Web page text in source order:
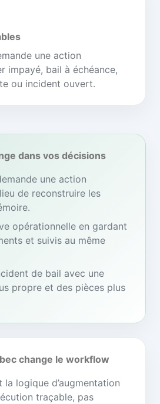
une action
impayé, bail à échéance,
ou incident ouvert.
dans vos décisions
une action
de reconstruire les
opérationnelle en gardant
et suivis au même
de bail avec une
propre et des pièces plus
change le workflow
la logique d’augmentation
traçable, pas